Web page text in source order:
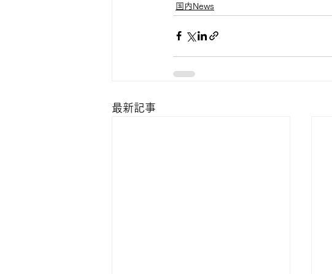
国内News
最新記事